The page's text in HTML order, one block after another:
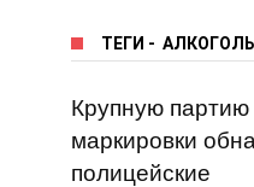
ТЕГИ - АЛКОГОЛЬ
Крупную партию
маркировки
полицейские